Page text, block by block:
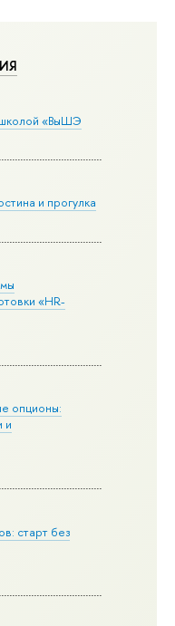
«ВыШЭ
и прогулка
«HR-
опционы:
и
старт без